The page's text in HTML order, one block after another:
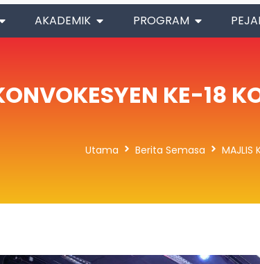
AKADEMIK PROGRAM
KE-18
Utama Berita Semasa MAJLIS